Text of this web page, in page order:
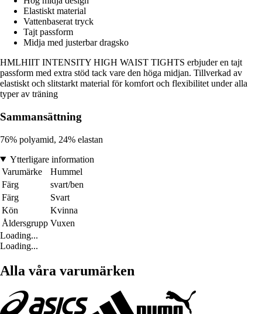
Elastiskt material
Vattenbaserat tryck
Tajt passform
Midja med justerbar dragsko
HMLHIIT INTENSITY HIGH WAIST TIGHTS erbjuder en tajt
passform med extra stöd tack vare den höga midjan. Tillverkad av
elastiskt och slitstarkt material för komfort och flexibilitet under alla
typer av träning
Sammansättning
76% polyamid, 24% elastan
Ytterligare information
Varumärke
Hummel
Färg
svart/ben
Färg
Svart
Kön
Kvinna
Åldersgrupp Vuxen
Loading...
Loading...
Alla våra varumärken